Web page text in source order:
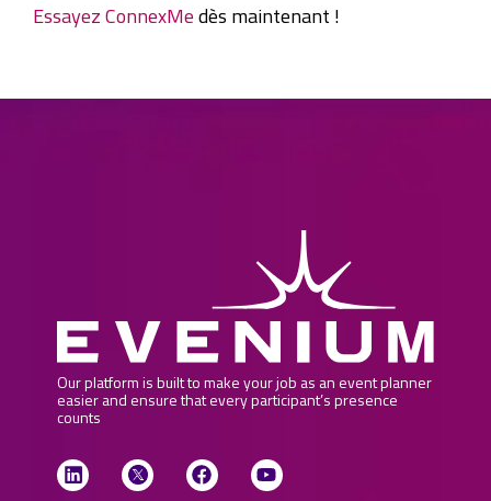
Essayez ConnexMedès maintenant !
Our platform is built to make your job as an event planner
easier and ensure that every participant’s presence
counts